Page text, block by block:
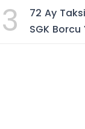
3
72 Ay
SGK Borcu